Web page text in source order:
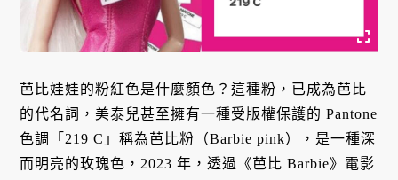
芭比娃娃的粉紅色是什麼顏色？這種粉，已成為芭比
的代名詞，美泰兒甚至擁有一種受版權保護的 Pantone
色調「219 C」稱為芭比粉（Barbie pink），是一種深
而明亮的玫瑰色，2023 年，透過《芭比 Barbie》電影